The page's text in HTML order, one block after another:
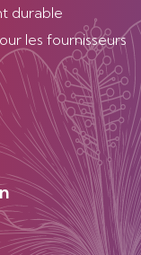
durable
les fournisseurs